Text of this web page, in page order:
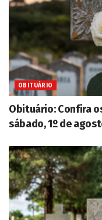
OBITUÁRIO
Obituário: Confira
sábado, 1º de